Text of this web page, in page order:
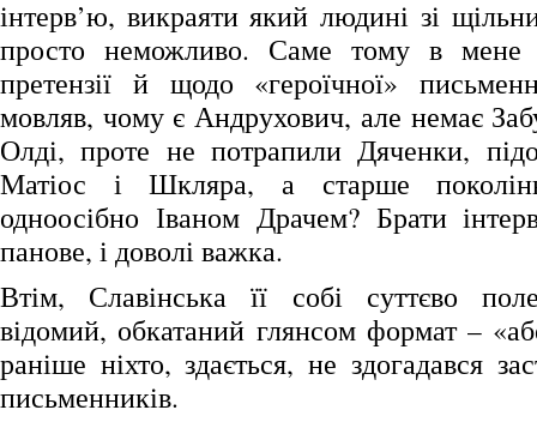
інтерв’ю, викраяти який людині зі
просто неможливо. Саме тому в
претензії й щодо «героїчної»
мовляв, чому є Андрухович, але немає
Олді, проте не потрапили Дяченки,
Матіос і Шкляра, а старше
одноосібно Іваном Драчем? Брати
панове, і доволі важка.
Втім, Славінська її собі суттєво
відомий, обкатаний глянсом формат –
раніше ніхто, здається, не здогадався
письменників.